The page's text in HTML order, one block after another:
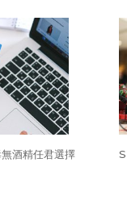
酒精任君選擇